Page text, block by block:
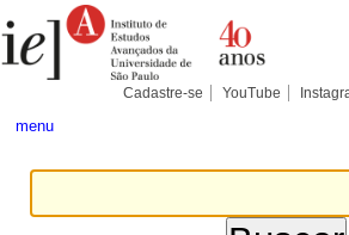
para
conteúdo.
Pessoais
Cadastre-se YouTube
menu